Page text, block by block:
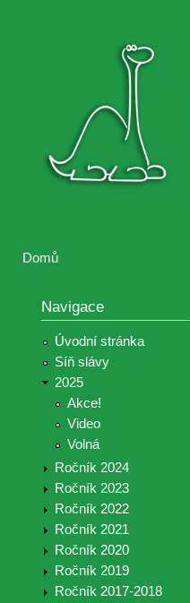
Brontosaurus
Brontosaurus
Domů
Navigace
Úvodní stránka
Síň slávy
2025
Akce!
Video
Volná
Ročník 2024
Ročník 2023
Ročník 2022
Ročník 2021
Ročník 2020
Ročník 2019
Ročník 2017-2018